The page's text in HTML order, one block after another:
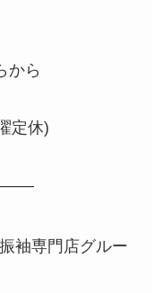
から
定休)
袖専門店グルー